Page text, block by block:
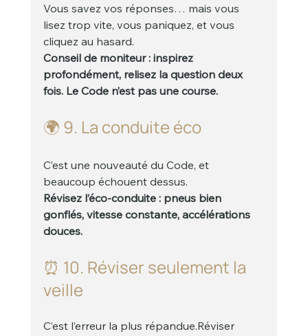
Vous savez vos réponses… mais vous
lisez trop vite, vous paniquez, et vous
cliquez au hasard.
Conseil de moniteur : inspirez
profondément, relisez la question deux
fois. Le Code n’est pas une course.
🌍 9. La conduite éco
C’est une nouveauté du Code, et
beaucoup échouent dessus.
Révisez l’éco-conduite : pneus bien
gonflés, vitesse constante, accélérations
douces.
⏰ 10. Réviser seulement la
veille
C’est l’erreur la plus répandue.Réviser